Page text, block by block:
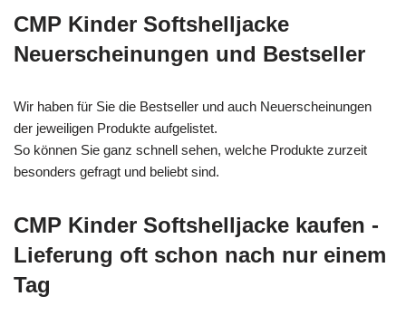
CMP Kinder Softshelljacke
Neuerscheinungen und Bestseller
Wir haben für Sie die Bestseller und auch Neuerscheinungen
der jeweiligen Produkte aufgelistet.
So können Sie ganz schnell sehen, welche Produkte zurzeit
besonders gefragt und beliebt sind.
CMP Kinder Softshelljacke kaufen -
Lieferung oft schon nach nur einem
Tag